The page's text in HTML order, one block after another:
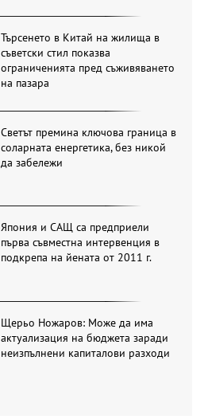
Търсенето в Китай на жилища в
съветски стил показва
ограниченията пред съживяването
на пазара
Светът премина ключова граница в
соларната енергетика, без никой
да забележи
Япония и САЩ са предприели
първа съвместна интервенция в
подкрепа на йената от 2011 г.
Щерьо Ножаров: Може да има
актуализация на бюджета заради
неизпълнени капиталови разходи